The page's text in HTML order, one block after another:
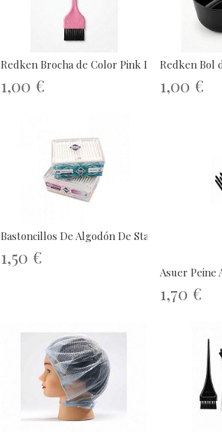
Redken Brocha de Color Pink Impact
1,00 €
Redken Bol
1,00 €
Bastoncillos De Algodón De Star Cott...
1,50 €
Asuer Peine
1,70 €